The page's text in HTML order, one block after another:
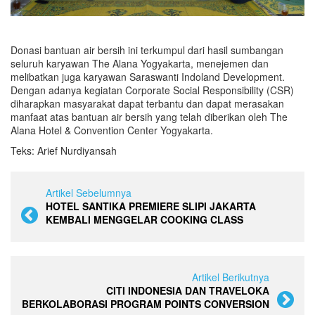
Donasi bantuan air bersih ini terkumpul dari hasil sumbangan
seluruh karyawan The Alana Yogyakarta, menejemen dan
melibatkan juga karyawan Saraswanti Indoland Development.
Dengan adanya kegiatan Corporate Social Responsibility (CSR)
diharapkan masyarakat dapat terbantu dan dapat merasakan
manfaat atas bantuan air bersih yang telah diberikan oleh The
Alana Hotel & Convention Center Yogyakarta.
Teks: Arief Nurdiyansah
Artikel Sebelumnya
HOTEL SANTIKA PREMIERE SLIPI JAKARTA
KEMBALI MENGGELAR COOKING CLASS
Artikel Berikutnya
CITI INDONESIA DAN TRAVELOKA
BERKOLABORASI PROGRAM POINTS CONVERSION